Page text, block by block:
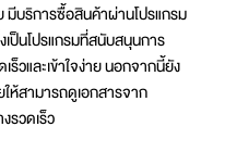
บริการซื้อสินค้าผ่านโปรแกรม
ป็นโปรแกรมที่สนับสนุนการ
วและเข้าใจง่าย นอกจากนี้ยัง
ให้สามารถดูเอกสารจาก
รวดเร็ว